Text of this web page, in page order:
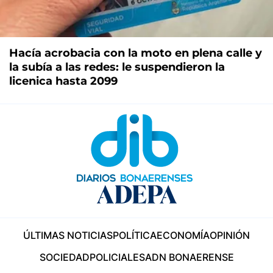
Hacía acrobacia con la moto en plena calle y
la subía a las redes: le suspendieron la
licenica hasta 2099
ÚLTIMAS NOTICIASPOLÍTICAECONOMÍAOPINIÓN
SOCIEDADPOLICIALESADN BONAERENSE